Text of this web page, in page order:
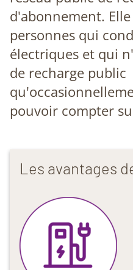
d'abonnement.
personnes qui
électriques et qui
de recharge public
pouvoir compter
Les avantages